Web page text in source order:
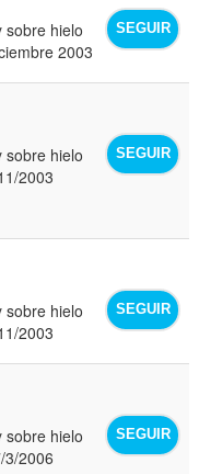
SEGUIR
sobre hielo
2003
SEGUIR
sobre hielo
2003
SEGUIR
sobre hielo
2003
SEGUIR
sobre hielo
3/2006